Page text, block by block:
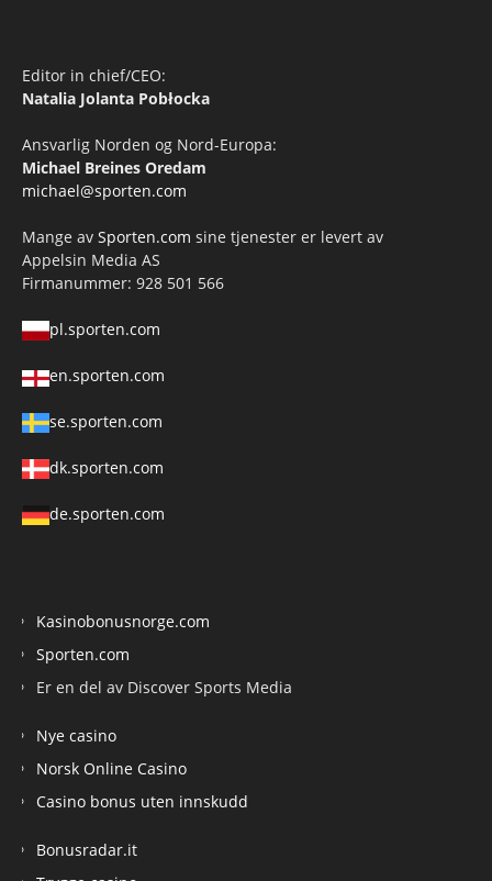
Editor in chief/CEO:
Natalia Jolanta Pobłocka
Ansvarlig Norden og Nord-Europa:
Michael Breines Oredam
michael@sporten.com
Mange av Sporten.com sine tjenester er levert av
Appelsin Media AS
Firmanummer: 928 501 566
pl.sporten.com
en.sporten.com
se.sporten.com
dk.sporten.com
de.sporten.com
Kasinobonusnorge.com
Sporten.com
Er en del av Discover Sports Media
Nye casino
Norsk Online Casino
Casino bonus uten innskudd
Bonusradar.it